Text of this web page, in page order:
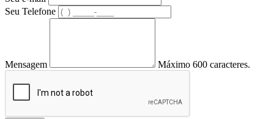
Seu Telefone
Mensagem Máximo 600 caracteres.